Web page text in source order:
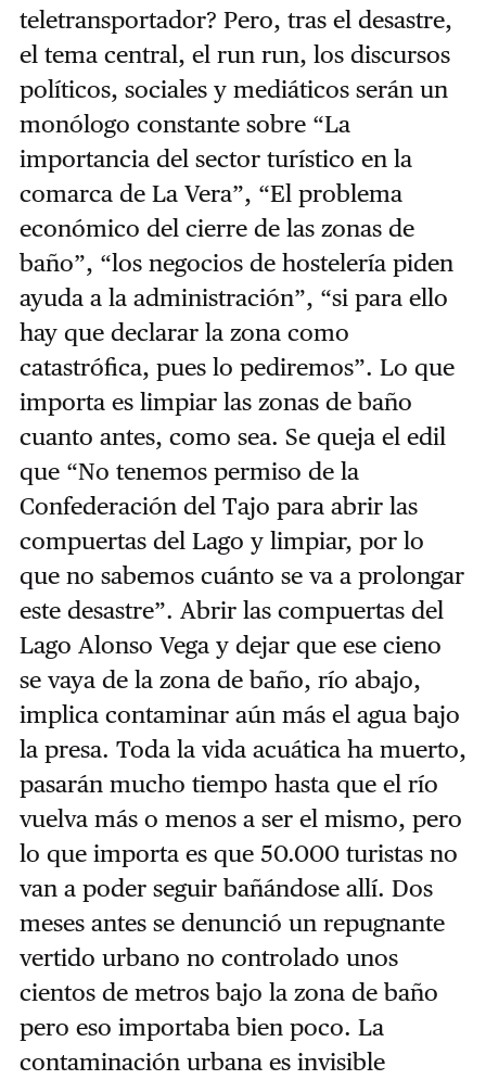
teletransportador? Pero, tras el desastre,
el tema central, el run run, los discursos
políticos, sociales y mediáticos serán un
monólogo constante sobre “La
importancia del sector turístico en la
comarca de La Vera”, “El problema
económico del cierre de las zonas de
baño”, “los negocios de hostelería piden
ayuda a la administración”, “si para ello
hay que declarar la zona como
catastrófica, pues lo pediremos”. Lo que
importa es limpiar las zonas de baño
cuanto antes, como sea. Se queja el edil
que “No tenemos permiso de la
Confederación del Tajo para abrir las
compuertas del Lago y limpiar, por lo
que no sabemos cuánto se va a prolongar
este desastre”. Abrir las compuertas del
Lago Alonso Vega y dejar que ese cieno
se vaya de la zona de baño, río abajo,
implica contaminar aún más el agua bajo
la presa. Toda la vida acuática ha muerto,
pasarán mucho tiempo hasta que el río
vuelva más o menos a ser el mismo, pero
lo que importa es que 50.000 turistas no
van a poder seguir bañándose allí. Dos
meses antes se denunció un repugnante
vertido urbano no controlado unos
cientos de metros bajo la zona de baño
pero eso importaba bien poco. La
contaminación urbana es invisible